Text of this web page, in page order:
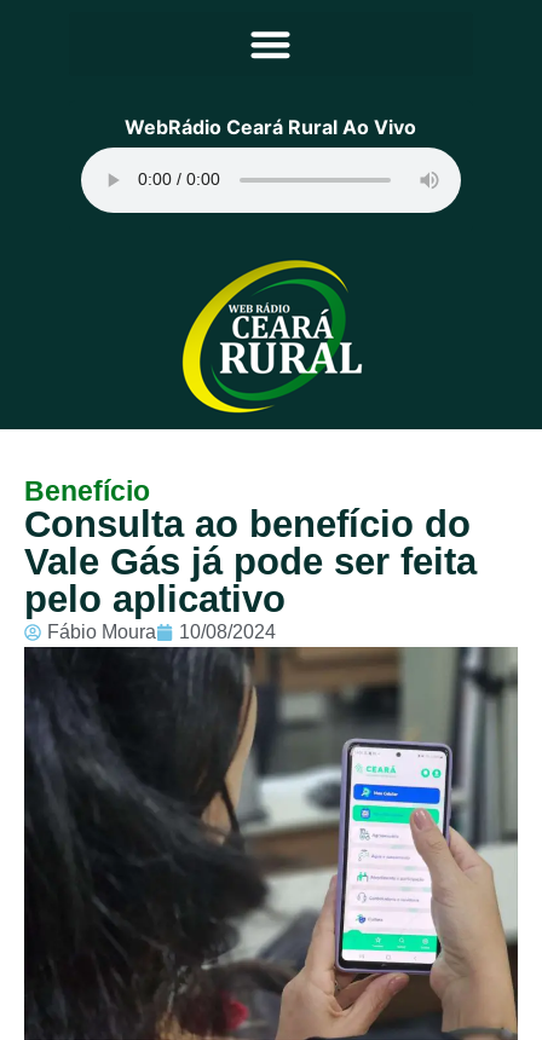
Principal
Programação
Equipe
Contato
Sobre
WebRádio Ceará Rural Ao Vivo
Benefício
Consulta ao benefício do
Vale Gás já pode ser feita
pelo aplicativo
Fábio Moura 10/08/2024